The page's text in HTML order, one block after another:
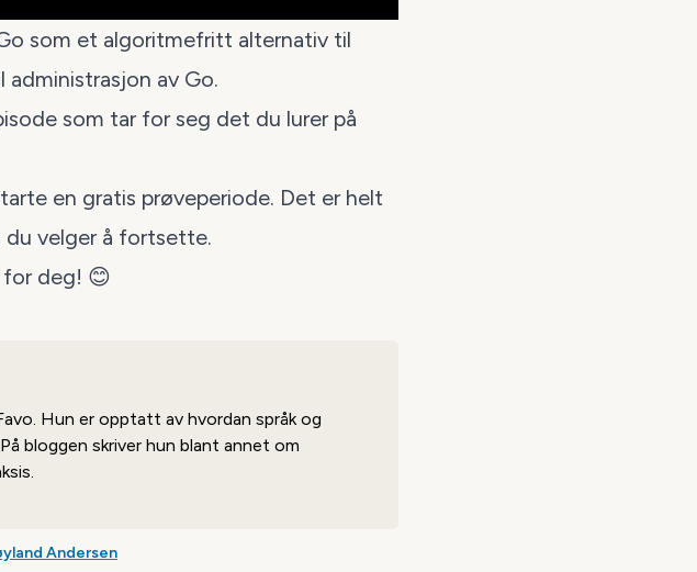
som et algoritmefritt alternativ til
administrasjon av Go.
som tar for seg det du lurer på
en gratis prøveperiode. Det er helt
du velger å fortsette.
for deg! 😊
Hun er opptatt av hvordan språk og
bloggen skriver hun blant annet om
Andersen